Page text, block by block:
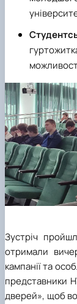
Зустріч
отримали
кампанії та
представники
дверей», щоб